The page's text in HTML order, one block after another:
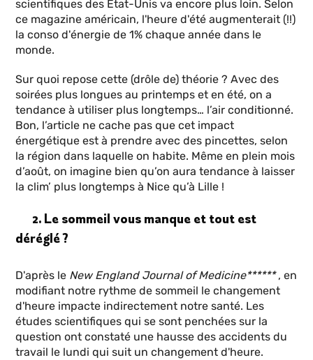
scientifiques des État-Unis va encore plus loin. Selon
ce magazine américain, l'heure d'été augmenterait (!!)
la conso d'énergie de 1% chaque année dans le
monde.
Sur quoi repose cette (drôle de) théorie ? Avec des
soirées plus longues au printemps et en été, on a
tendance à utiliser plus longtemps… l’air conditionné.
Bon, l’article ne cache pas que cet impact
énergétique est à prendre avec des pincettes, selon
la région dans laquelle on habite. Même en plein mois
d’août, on imagine bien qu’on aura tendance à laisser
la clim’ plus longtemps à Nice qu’à Lille !
2. Le sommeil vous manque et tout est
déréglé ?
D'après le New England Journal of Medicine******, en
modifiant notre rythme de sommeil le changement
d'heure impacte indirectement notre santé. Les
études scientifiques qui se sont penchées sur la
question ont constaté une hausse des accidents du
travail le lundi qui suit un changement d'heure.